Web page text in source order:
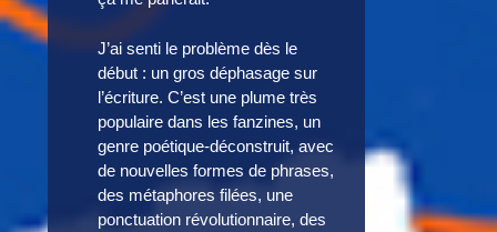
J’ai senti le problème dès le
début : un gros déphasage sur
l’écriture. C’est une plume très
populaire dans les fanzines, un
genre poétique-déconstruit, avec
de nouvelles formes de phrases,
des métaphores filées, une
ponctuation révolutionnaire, des